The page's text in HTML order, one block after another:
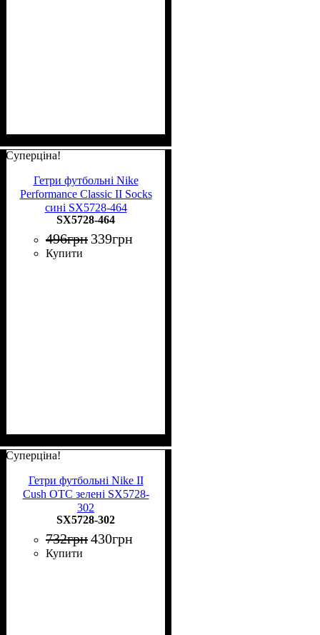
Суперціна!
Гетри футбольні Nike
Performance Classic II Socks
сині SX5728-464
SX5728-464
496грн 339грн
Купити
Суперціна!
Гетри футбольні Nike II
Cush OTC зелені SX5728-
302
SX5728-302
732грн430грн
Купити